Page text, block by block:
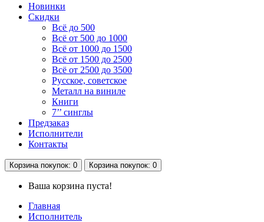
Новинки
Скидки
Всё до 500
Всё от 500 до 1000
Всё от 1000 до 1500
Всё от 1500 до 2500
Всё от 2500 до 3500
Русское, советское
Металл на виниле
Книги
7’’ синглы
Предзаказ
Исполнители
Контакты
Корзина покупок: 0 Корзина покупок: 0
Ваша корзина пуста!
Главная
Исполнитель